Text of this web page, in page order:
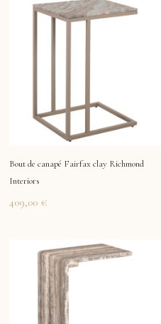
croissant
Bout de canapé Fairfax clay Richmond
Interiors
409,00 €